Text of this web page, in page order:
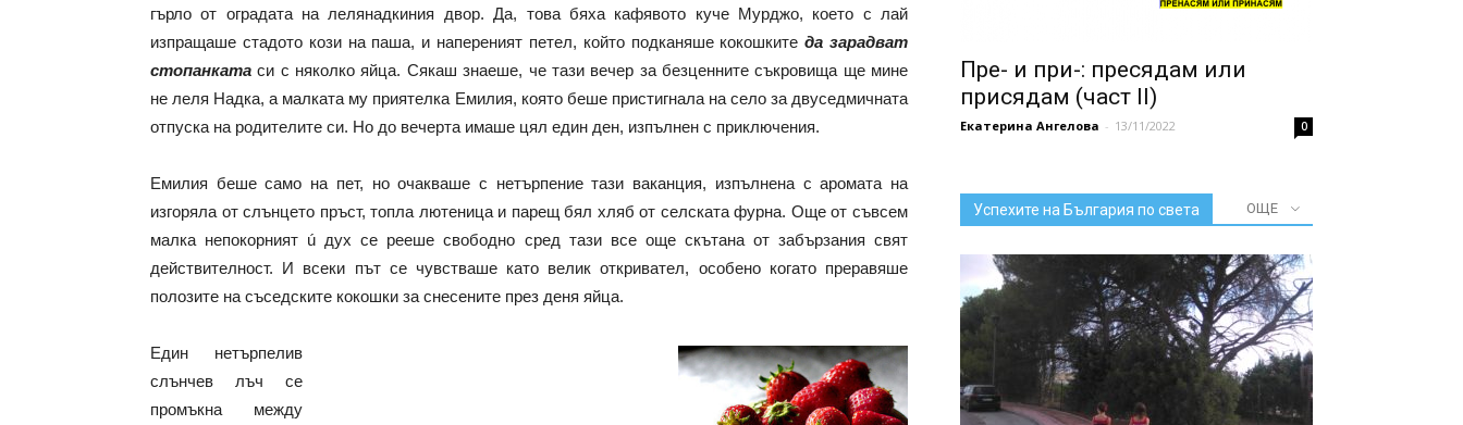
гърло от оградата на лелянадкиния двор. Да, това бяха кафявото куче Мурджо, което с лай
изпращаше стадото кози на паша, и напереният петел, който подканяше кокошките да зарадват
стопанката си с няколко яйца. Сякаш знаеше, че тази вечер за безценните съкровища ще мине
не леля Надка, а малката му приятелка Емилия, която беше пристигнала на село за двуседмичната
отпуска на родителите си. Но до вечерта имаше цял един ден, изпълнен с приключения.
Емилия беше само на пет, но очакваше с нетърпение тази ваканция, изпълнена с аромата на
изгоряла от слънцето пръст, топла лютеница и парещ бял хляб от селската фурна. Още от съвсем
малка непокорният ú дух се рееше свободно сред тази все още скътана от забързания свят
действителност. И всеки път се чувстваше като велик откривател, особено когато преравяше
полозите на съседските кокошки за снесените през деня яйца.
Един нетърпелив
слънчев лъч се
промъкна между
Пре- и при-: пресядам или
присядам (част II)
Екатерина Ангелова - 13/11/2022 0
Успехите на България по света ОЩЕ